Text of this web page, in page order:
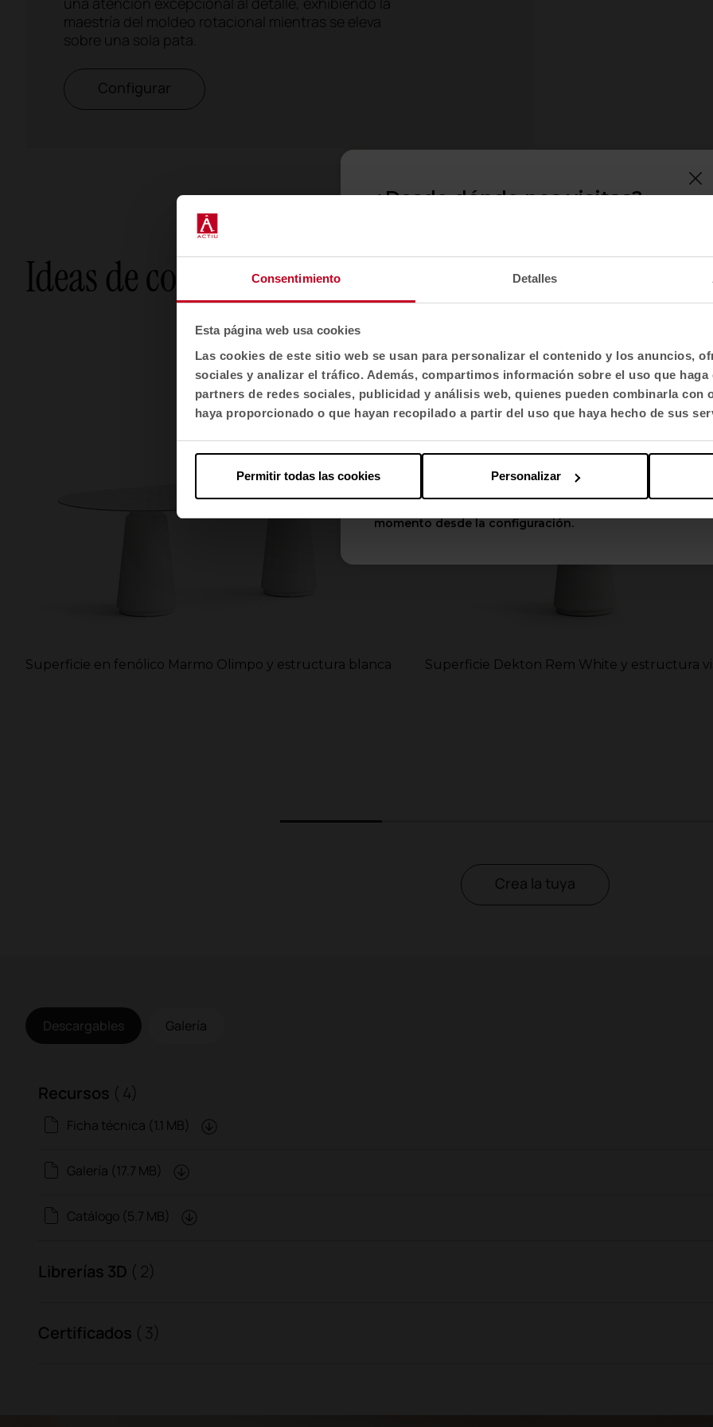
Consentimiento Detalles
Esta página web usa cookies
Las cookies de este sitio web se usan para personalizar el contenido y los anuncios,
sociales y analizar el tráfico. Además, compartimos información sobre el uso que
partners de redes sociales, publicidad y análisis web, quienes pueden combinarla con
haya proporcionado o que hayan recopilado a partir del uso que haya hecho de sus
Personalizar
Permitir todas las cookies
maestría del moldeo rotacional mientras se eleva
sobre una sola pata.
Configurar
Ideas de configuración
Superficie en fenólico Marmo Olimpo y estructura blanca Superficie Dekton Rem White y estructura
Crea la tuya
Descargables Galería
Recursos ( 4)
Ficha técnica (1.1 MB)
Galería (17.7 MB)
Catálogo (5.7 MB)
Librerías 3D ( 2)
Certificados ( 3)
¿Desde dónde nos visitas?
Selecciona localización
Selecciona idioma
English US
Aplicar
momento desde la configuración.